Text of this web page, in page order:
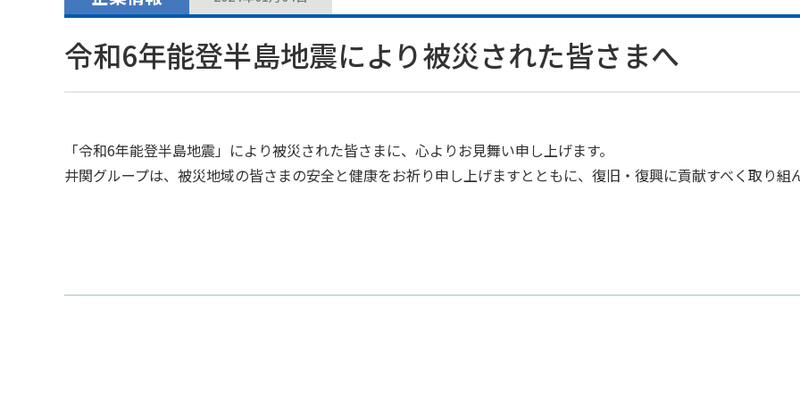
令和6年能登半島地震により被災された皆さまへ
「令和6年能登半島地震」により被災された皆さまに、心よりお見舞い申し上げます。
井関グループは、被災地域の皆さまの安全と健康をお祈り申し上げますとともに、復旧・復興に貢献すべく取り組